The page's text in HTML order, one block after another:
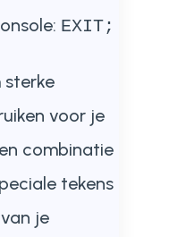
EXIT;
sterke
voor je
combinatie
tekens
je